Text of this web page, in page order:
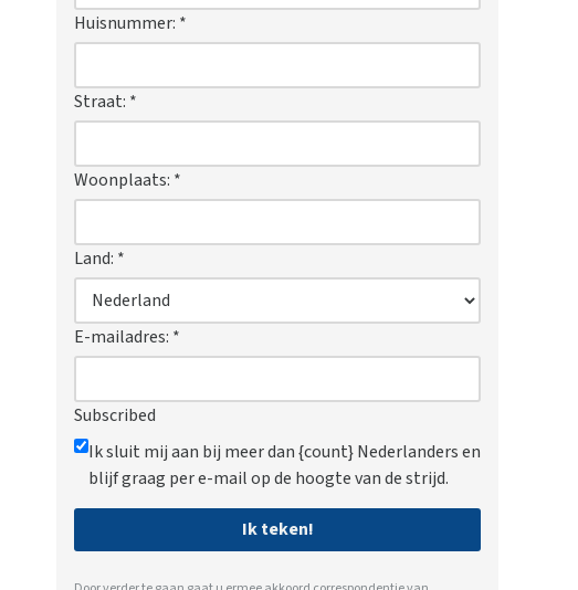
Huisnummer: *
Straat: *
Woonplaats: *
Land: *
E-mailadres: *
Subscribed
Ik sluit mij aan bij meer dan {count} Nederlanders en
blijf graag per e-mail op de hoogte van de strijd.
Ik teken!